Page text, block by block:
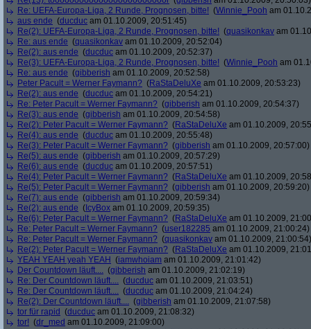
Re: UEFA-Europa-Liga, 2 Runde, Prognosen, bitte! (Winnie_Pooh am
aus ende (ducduc am 01.10.2009, 20:51:45)
Re(2): UEFA-Europa-Liga, 2 Runde, Prognosen, bitte! (quasikonkav am
Re: aus ende (quasikonkav am 01.10.2009, 20:52:04)
Re(2): aus ende (ducduc am 01.10.2009, 20:52:37)
Re(3): UEFA-Europa-Liga, 2 Runde, Prognosen, bitte! (Winnie_Pooh am
Re: aus ende (gibberish am 01.10.2009, 20:52:58)
Peter Pacult = Werner Faymann? (RaStaDeluXe am 01.10.2009, 20:53:23)
Re(2): aus ende (ducduc am 01.10.2009, 20:54:21)
Re: Peter Pacult = Werner Faymann? (gibberish am 01.10.2009, 20:54:37)
Re(3): aus ende (gibberish am 01.10.2009, 20:54:58)
Re(2): Peter Pacult = Werner Faymann? (RaStaDeluXe am 01.10.2009,
Re(4): aus ende (ducduc am 01.10.2009, 20:55:48)
Re(3): Peter Pacult = Werner Faymann? (gibberish am 01.10.2009, 20:57:00)
Re(5): aus ende (gibberish am 01.10.2009, 20:57:29)
Re(6): aus ende (ducduc am 01.10.2009, 20:57:51)
Re(4): Peter Pacult = Werner Faymann? (RaStaDeluXe am 01.10.2009,
Re(5): Peter Pacult = Werner Faymann? (gibberish am 01.10.2009, 20:59:20)
Re(7): aus ende (gibberish am 01.10.2009, 20:59:34)
Re(2): aus ende ( IcyBox am 01.10.2009, 20:59:35)
Re(6): Peter Pacult = Werner Faymann? (RaStaDeluXe am 01.10.2009,
Re: Peter Pacult = Werner Faymann? (user182285 am 01.10.2009, 21:00:24)
Re: Peter Pacult = Werner Faymann? (quasikonkav am 01.10.2009, 21:00:54)
Re(2): Peter Pacult = Werner Faymann? (RaStaDeluXe am 01.10.2009,
YEAH YEAH yeah YEAH (iamwhoiam am 01.10.2009, 21:01:42)
Der Countdown läuft.... (gibberish am 01.10.2009, 21:02:19)
Re: Der Countdown läuft.... (ducduc am 01.10.2009, 21:03:51)
Re: Der Countdown läuft.... (ducduc am 01.10.2009, 21:04:24)
Re(2): Der Countdown läuft.... (gibberish am 01.10.2009, 21:07:58)
tor für rapid (ducduc am 01.10.2009, 21:08:32)
tor! (dr_med am 01.10.2009, 21:09:00)